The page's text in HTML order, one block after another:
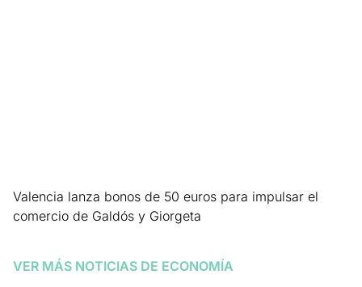
Valencia lanza bonos de 50 euros para impulsar el
comercio de Galdós y Giorgeta
VER MÁS NOTICIAS DE ECONOMÍA